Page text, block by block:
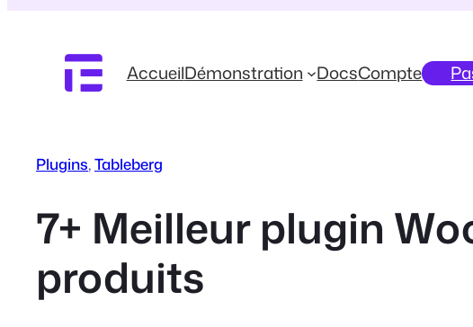
contenu
AccueilDémonstration DocsCompte
Plugins, Tableberg
7+ Meilleur plugin
produits